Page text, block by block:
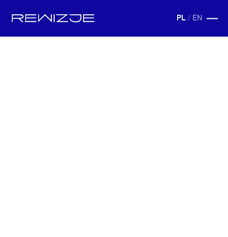
PL / EN